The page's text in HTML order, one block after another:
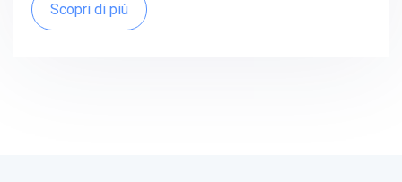
Scopri di più